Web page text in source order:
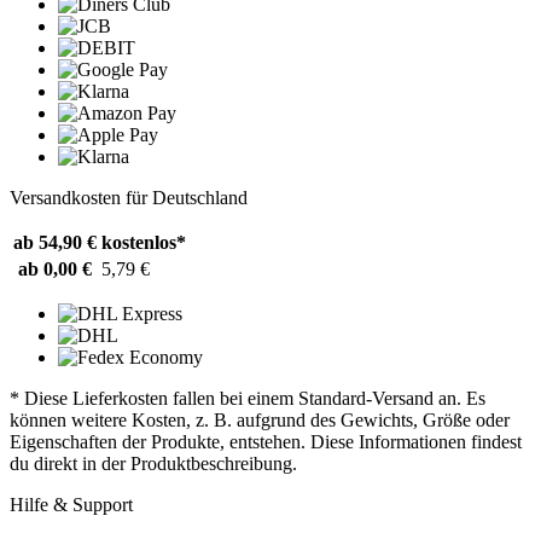
Versandkosten für Deutschland
ab 54,90 € kostenlos*
ab 0,00 € 5,79 €
* Diese Lieferkosten fallen bei einem Standard-Versand an. Es
können weitere Kosten, z. B. aufgrund des Gewichts, Größe oder
Eigenschaften der Produkte, entstehen. Diese Informationen findest
du direkt in der Produktbeschreibung.
Hilfe & Support